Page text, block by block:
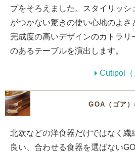
プをそろえました。スタイリッシ
がつかない驚きの使い心地のよさ
完成度の高いデザインのカトラリ
のあるテーブルを演出します。
Cutipol（
GOA（ゴア）
北欧などの洋食器だけではなく繊
良い、合わせる食器を選ばない